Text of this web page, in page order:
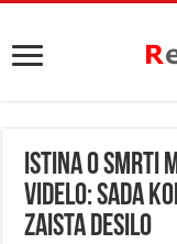
ISTINA O SMRTI
VIDELO: Sada
zaista DESILO